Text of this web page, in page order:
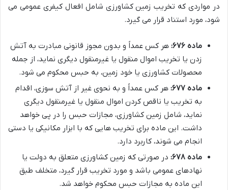
در مواردی که تخریب زمین کشاورزی شامل افعال کیفری عمومی می
شود، مورد استناد قرار می گیرد.
ماده ۶۷۶:
هر کس عمداً و بدون مجوز قانونی مبادرت به آتش
زدن یا تخریب اموال منقول یا غیرمنقول دیگری نماید، از جمله
محصولات کشاورزی یا خود زمین، به حبس محکوم می شود.
ماده ۶۷۷:
هر کس عمداً و به نحوی غیر از آتش سوزی، اقدام
به تخریب یا ناقص کردن اموال منقول یا غیرمنقول دیگری
نماید، شامل زمین کشاورزی، مجازات حبس را در پی خواهد
داشت. این ماده برای تخریب هایی که با ابزار مکانیکی یا دستی
انجام می شوند، کاربرد دارد.
ماده ۶۷۸:
در صورتی که زمین کشاورزی متعلق به دولت یا
نهادهای عمومی باشد و مورد تخریب قرار گیرد، متخلف طبق
این ماده به مجازات حبس محکوم خواهد شد.